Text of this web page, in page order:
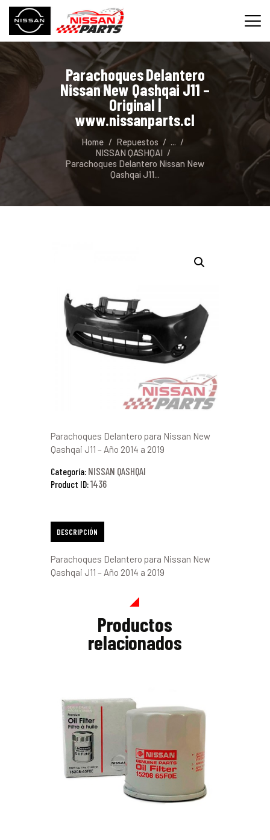
Parachoques Delantero
Nissan New Qashqai J11 –
Original |
www.nissanparts.cl
Home Repuestos
...
NISSAN QASHQAI
Parachoques Delantero Nissan New
Qashqai J11...
INICIO
SERVICIOS
REPUESTOS
CONTACTO
Parachoques Delantero para Nissan New
Qashqai J11 – Año 2014 a 2019
Categoría: NISSAN QASHQAI
Product ID:1436
DESCRIPCIÓN
Parachoques Delantero para Nissan New
Qashqai J11 – Año 2014 a 2019
Productos
relacionados